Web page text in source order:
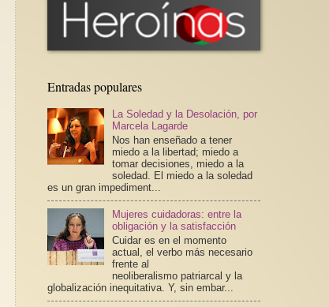
Entradas populares
La Soledad y la Desolación, por
Marcela Lagarde
Nos han enseñado a tener
miedo a la libertad; miedo a
tomar decisiones, miedo a la
soledad. El miedo a la soledad
es un gran impediment...
Mujeres cuidadoras: entre la
obligación y la satisfacción
Cuidar es en el momento
actual, el verbo más necesario
frente al
neoliberalismo patriarcal y la
globalización inequitativa. Y, sin embar...